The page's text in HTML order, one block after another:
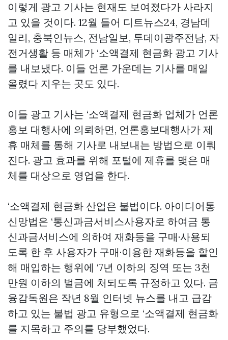
이렇게 광고 기사는 현재도 보여졌다가 사라지
고 있을 것이다. 12월 들어 디트뉴스24, 경남데
일리, 충북인뉴스, 전남일보, 투데이광주전남, 자
전거생활 등 매체가 ‘소액결제 현금화 광고 기사
를 내보냈다. 이들 언론 가운데는 기사를 매일
올렸다 지우는 곳도 있다.
이들 광고 기사는 ‘소액결제 현금화 업체가 언론
홍보 대행사에 의뢰하면, 언론홍보대행사가 제
휴 매체를 통해 기사로 내보내는 방법으로 이뤄
진다. 광고 효과를 위해 포털에 제휴를 맺은 매
체를 대상으로 영업을 한다.
‘소액결제 현금화 산업은 불법이다. 아이디어통
신망법은 ‘통신과금서비스사용자로 하여금 통
신과금서비스에 의하여 재화등을 구매·사용되
도록 한 후 사용자가 구매·이용한 재화등을 할인
해 매입하는 행위에 ‘7년 이하의 징역 또는 3천
만원 이하의 벌금에 처되도록 규정하고 있다. 금
융감독원은 작년 8월 인터넷 뉴스를 내고 급감
하고 있는 불법 광고 유형으로 ‘소액결제 현금화
를 지목하고 주의를 당부했었다.